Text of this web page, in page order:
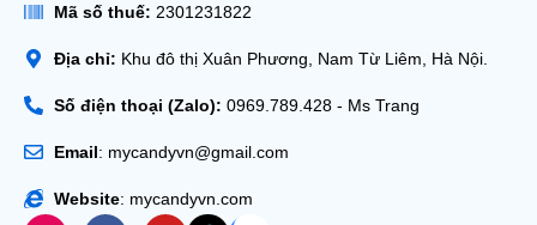
Mã số thuế: 2301231822
Địa chỉ: Khu đô thị Xuân Phương, Nam Từ Liêm, Hà Nội.
Số điện thoại (Zalo): 0969.789.428 - Ms Trang
Email: mycandyvn@gmail.com
Website: mycandyvn.com